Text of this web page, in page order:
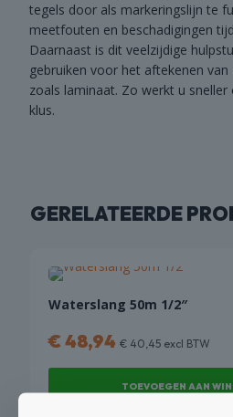
tegels door als markeringslijn te
meetfouten en beschadigingen
Daarnaast is dit veelzijdige
gebruiken voor het aftekenen
zoals laminaat. Zo werkt u sneller
klus.
GERELATEERDE
Waterslang 50m 1/2″
€48,94 € 40,45 excl BTW
TOEVOEGEN AAN